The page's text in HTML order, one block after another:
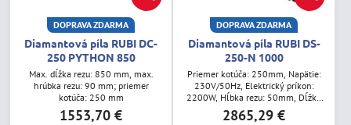
DOPRAVA ZDARMA
Diamantová píla RUBI DC-
250 PYTHON 850
Max. dĺžka rezu: 850 mm, max.
hrúbka rezu: 90 mm; priemer
kotúča: 250 mm
1553,70 €
DOPRAVA ZDARMA
Diamantová píla RUBI DS-
250-N 1000
Priemer kotúča: 250mm, Napätie:
230V/50Hz, Elektrický príkon:
2200W, Hĺbka rezu: 50mm, Dĺžka
rezu: 102 cm
2865,29 €